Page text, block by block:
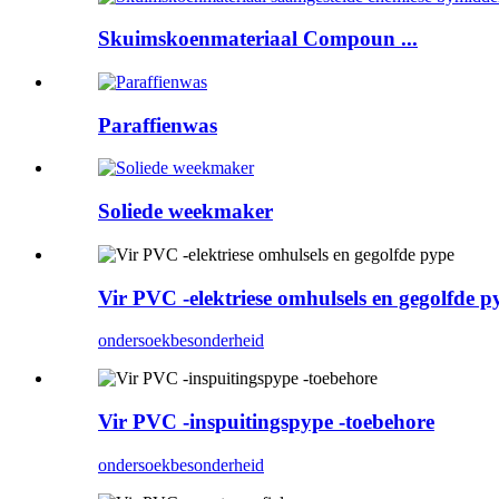
Skuimskoenmateriaal Compoun ...
Paraffienwas
Soliede weekmaker
Vir PVC -elektriese omhulsels en gegolfde
ondersoekbesonderheid
Vir PVC -inspuitingspype -toebehore
ondersoekbesonderheid